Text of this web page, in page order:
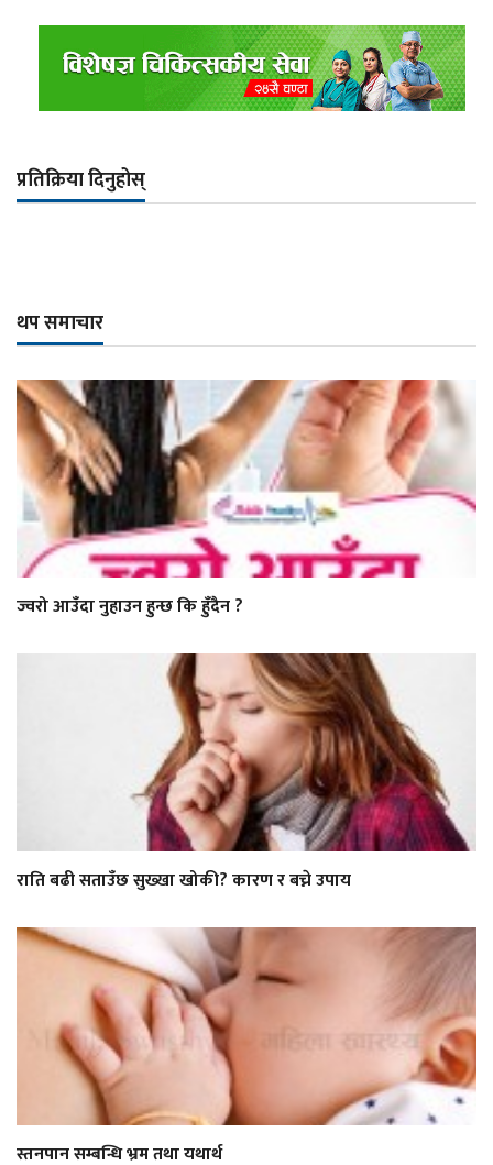
प्रतिक्रिया दिनुहोस्
थप समाचार
ज्वरो आउँदा नुहाउन हुन्छ कि हुँदैन ?
राति बढी सताउँछ सुख्खा खोकी? कारण र बच्ने उपाय
स्तनपान सम्बन्धि भ्रम तथा यथार्थ